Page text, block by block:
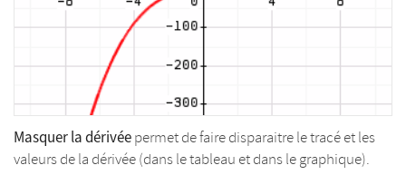
Masquer la dérivéepermet de faire disparaitre le tracé et les
valeurs de la dérivée (dans le tableau et dans le graphique).